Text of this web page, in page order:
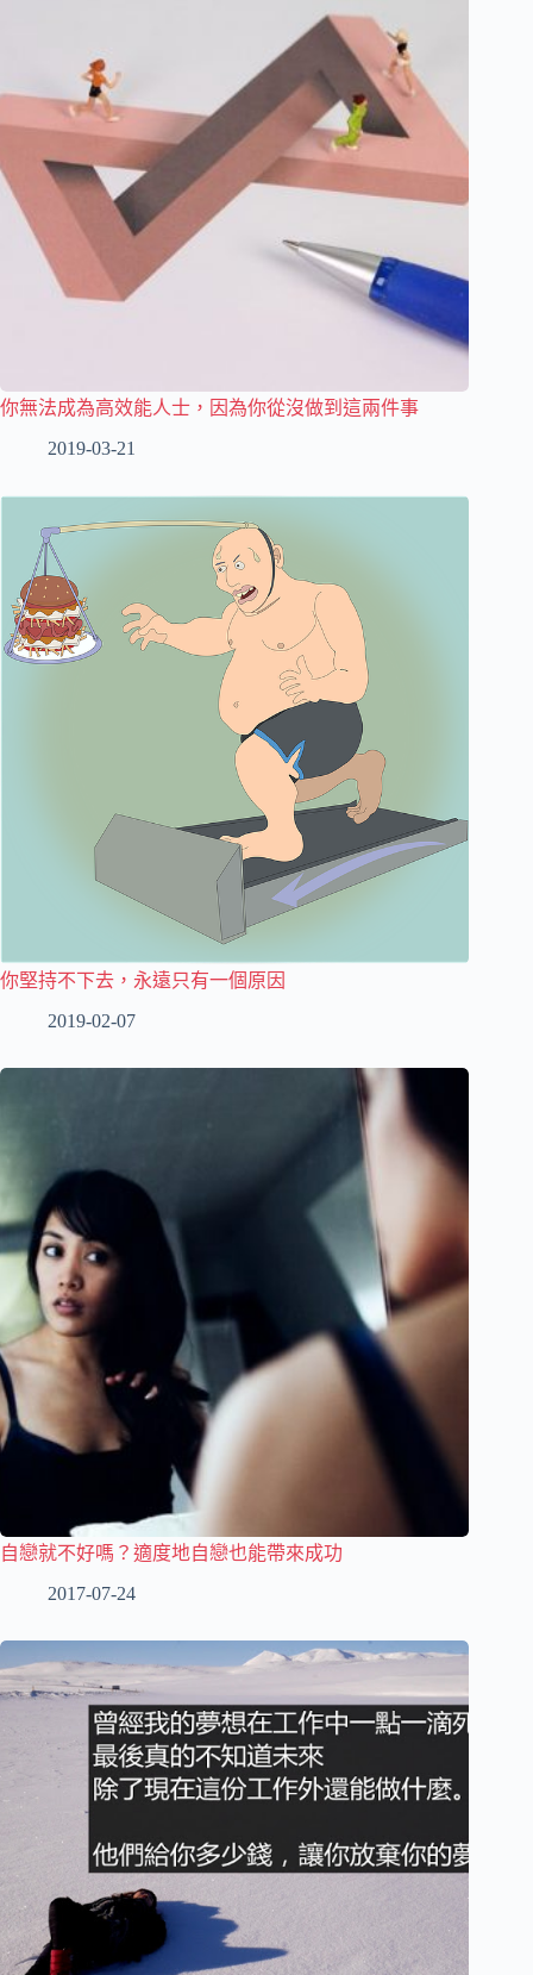
你無法成為高效能人士，因為你從沒做到這兩件事
2019-03-21
你堅持不下去，永遠只有一個原因
2019-02-07
自戀就不好嗎？適度地自戀也能帶來成功
2017-07-24